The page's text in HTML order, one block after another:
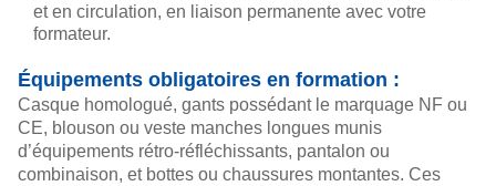
et en circulation, en liaison permanente avec votre
formateur.
Équipements obligatoires en formation :
Casque homologué, gants possédant le marquage NF ou
CE, blouson ou veste manches longues munis
d’équipements rétro-réfléchissants, pantalon ou
combinaison, et bottes ou chaussures montantes. Ces